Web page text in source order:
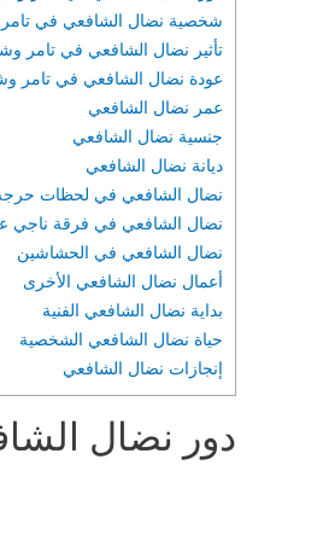
شخصية نضال الشافعي في
تأثير نضال الشافعي في تامر
عودة نضال الشافعي في تامر
عمر نضال الشافعي
جنسية نضال الشافعي
ديانة نضال الشافعي
نضال الشافعي في لحظات
نضال الشافعي في فرقة ناجي
نضال الشافعي في الحشاشين
أعمال نضال الشافعي الأخرى
بداية نضال الشافعي الفنية
حياة نضال الشافعي الشخصية
إنجازات نضال الشافعي
دور نضال